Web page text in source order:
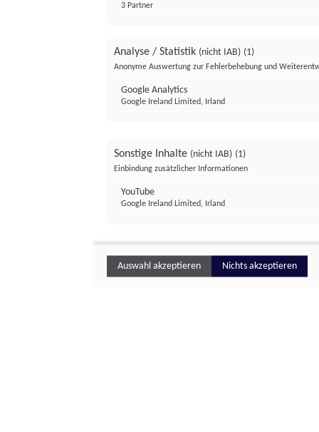
3 Partner
Analyse / Statistik (nicht IAB) (1)
Anonyme Auswertung zur Fehlerbehebung und
Google Analytics
Google Ireland Limited, Irland
Sonstige Inhalte (nicht IAB) (1)
Einbindung zusätzlicher Informationen
YouTube
Google Ireland Limited, Irland
Auswahl akzeptieren Nichts akzeptieren